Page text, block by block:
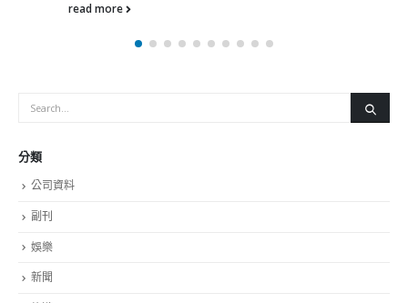
read more
分類
公司資料
副刊
娛樂
新聞